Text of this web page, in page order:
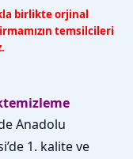
birlikte orjinal
temsilcileri
Anadolu
1. kalite ve